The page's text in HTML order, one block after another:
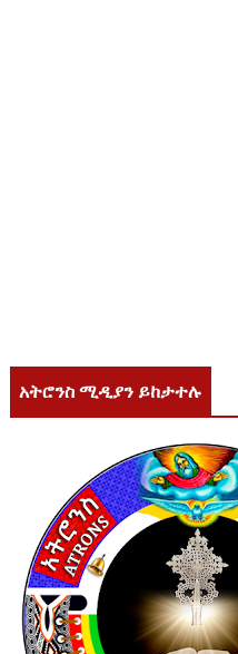
አትሮንስ ሚዲያን ይከታተሉ